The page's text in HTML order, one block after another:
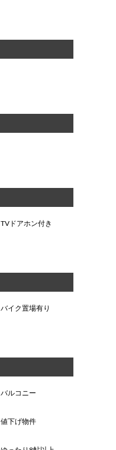
TVドアホン付き
バイク置場有り
バルコニー
値下げ物件